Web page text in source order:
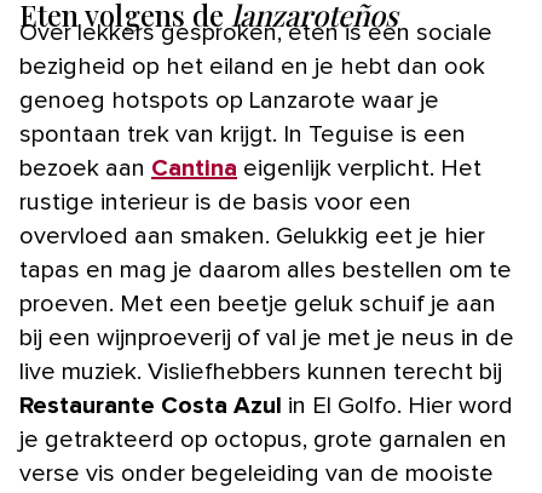
Eten volgens de lanzaroteños
Over lekkers gesproken, eten is een sociale
bezigheid op het eiland en je hebt dan ook
genoeg hotspots op Lanzarote waar je
spontaan trek van krijgt. In Teguise is een
bezoek aan Cantina eigenlijk verplicht. Het
rustige interieur is de basis voor een
overvloed aan smaken. Gelukkig eet je hier
tapas en mag je daarom alles bestellen om te
proeven. Met een beetje geluk schuif je aan
bij een wijnproeverij of val je met je neus in de
live muziek. Visliefhebbers kunnen terecht bij
Restaurante Costa Azul in El Golfo. Hier word
je getrakteerd op octopus, grote garnalen en
verse vis onder begeleiding van de mooiste